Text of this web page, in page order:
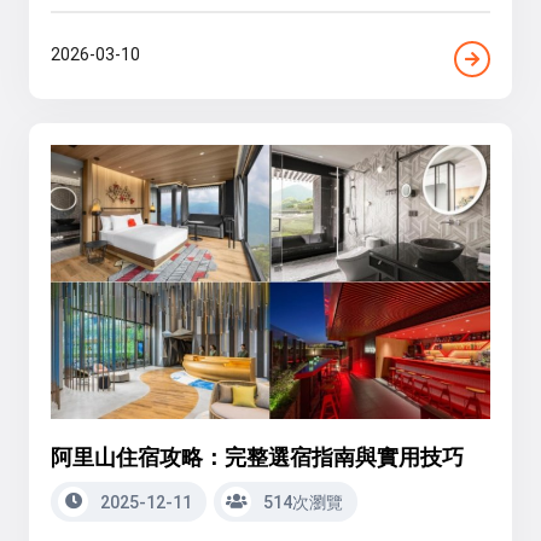
2026-03-10
阿里山住宿攻略：完整選宿指南與實用技巧
2025-12-11 514次瀏覽